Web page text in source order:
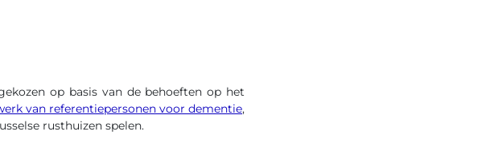
op basis van de behoeften op het
van referentiepersonen voor dementie,
rusthuizen spelen.